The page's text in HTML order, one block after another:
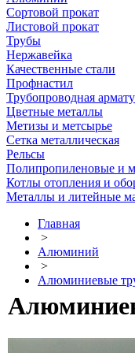
Сортовой прокат
Листовой прокат
Трубы
Нержавейка
Качественные стали
Профнастил
Трубопроводная
Цветные металлы
Метизы и метсырье
Сетка металлическая
Рельсы
Полипропиленовые и
Котлы отопления и
Металлы и литейные
Главная
>
Алюминий
>
Алюминиевые